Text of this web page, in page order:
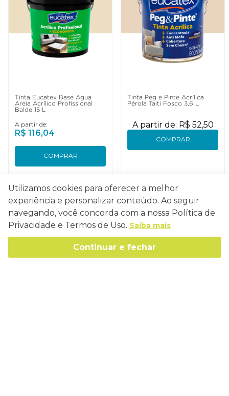
Tinta Eucatex Base Água
Areia Acrílico Profissional
Balde 15 L
A partir de:
R$ 116,04
COMPRAR
Tinta Peg e Pinte Acrílica
Pérola Taiti Fosco 3,6 L
A partir de: R$ 52,50
COMPRAR
Conecte-se
Utilizamos cookies para oferecer a melhor
experiência e personalizar conteúdo. Ao seguir
navegando, você concorda com a nossa Política de
Privacidade e Termos de Uso. Saiba mais
Continuar e fechar